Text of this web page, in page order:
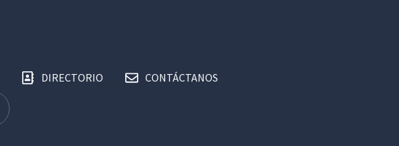
DIRECTORIO CONTÁCTANOS